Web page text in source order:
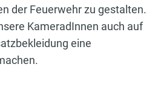
der Feuerwehr zu gestalten.
KameradInnen auch auf
eine